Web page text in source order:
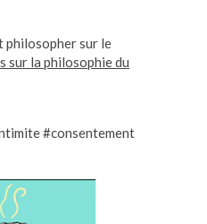
philosopher sur le
sur la philosophie du
#consentement